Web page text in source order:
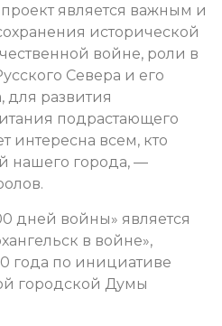
является важным и
исторической
войне, роли в
Севера и его
для развития
подрастающего
интересна всем, кто
нашего города, —
дней войны» является
в войне»,
года по инициативе
городской Думы